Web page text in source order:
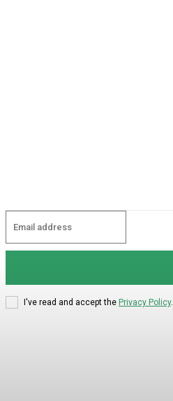
I've read and accept the Privacy Policy.